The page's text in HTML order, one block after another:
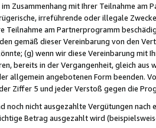
Zusammenhang mit Ihrer Teilnahme am
irreführende oder illegale
Teilnahme am Partnerprogramm
gemäß dieser Vereinbarung von den
(g) wenn wir diese Vereinbarung mit
bereits in der Vergangenheit, gleich
allgemein angebotenen Form beenden.
Ziffer 5 und jeder Verstoß gegen die
noch nicht ausgezahlte Vergütungen
Betrag ausgezahlt wird